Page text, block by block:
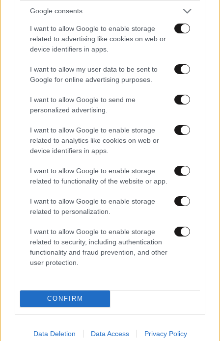
Google consents
I want to allow Google to enable storage
related to advertising like cookies on web or
device identifiers in apps.
I want to allow my user data to be sent to
Google for online advertising purposes.
I want to allow Google to send me
personalized advertising.
I want to allow Google to enable storage
related to analytics like cookies on web or
device identifiers in apps.
I want to allow Google to enable storage
related to functionality of the website or app.
I want to allow Google to enable storage
related to personalization.
I want to allow Google to enable storage
related to security, including authentication
functionality and fraud prevention, and other
user protection.
CONFIRM
Data Deletion Data Access Privacy Policy
του Κούσνερ στην Αλβανία – Ο Σέχου, η
κοκαΐνη και τα εκατομμύρια
09·08·2026 21:00
Πού να φυλάτε τα κοσμήματά σας στο σπίτι για
να είναι ασφαλή – Οι λύσεις που αξίζει να